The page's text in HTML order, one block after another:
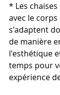
* Les
avec le
s'adaptent
de manière
l'esthétique
temps pour
expérience